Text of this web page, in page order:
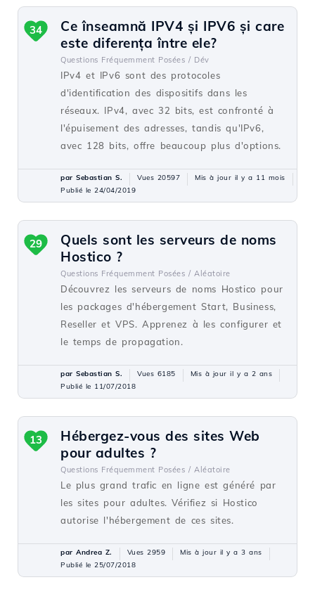
Ce înseamnă IPV4 și IPV6 și care
este diferența între ele?
Questions Fréquemment Posées / Dév
IPv4 et IPv6 sont des protocoles
d'identification des dispositifs dans les
réseaux. IPv4, avec 32 bits, est confronté à
l'épuisement des adresses, tandis qu'IPv6,
avec 128 bits, offre beaucoup plus d'options.
34
par Sebastian S. Vues 20597
Mis à jour il y a 11 mois
Publié le 24/04/2019
Quels sont les serveurs de noms
Hostico ?
Questions Fréquemment Posées / Aléatoire
Découvrez les serveurs de noms Hostico pour
les packages d'hébergement Start, Business,
Reseller et VPS. Apprenez à les configurer et
le temps de propagation.
29
par Sebastian S. Vues 6185
Mis à jour il y a 2 ans
Publié le 11/07/2018
Hébergez-vous des sites Web
pour adultes ?
Questions Fréquemment Posées / Aléatoire
Le plus grand trafic en ligne est généré par
les sites pour adultes. Vérifiez si Hostico
autorise l'hébergement de ces sites.
13
par Andrea Z. Vues 2959
Mis à jour il y a 3 ans
Publié le 25/07/2018